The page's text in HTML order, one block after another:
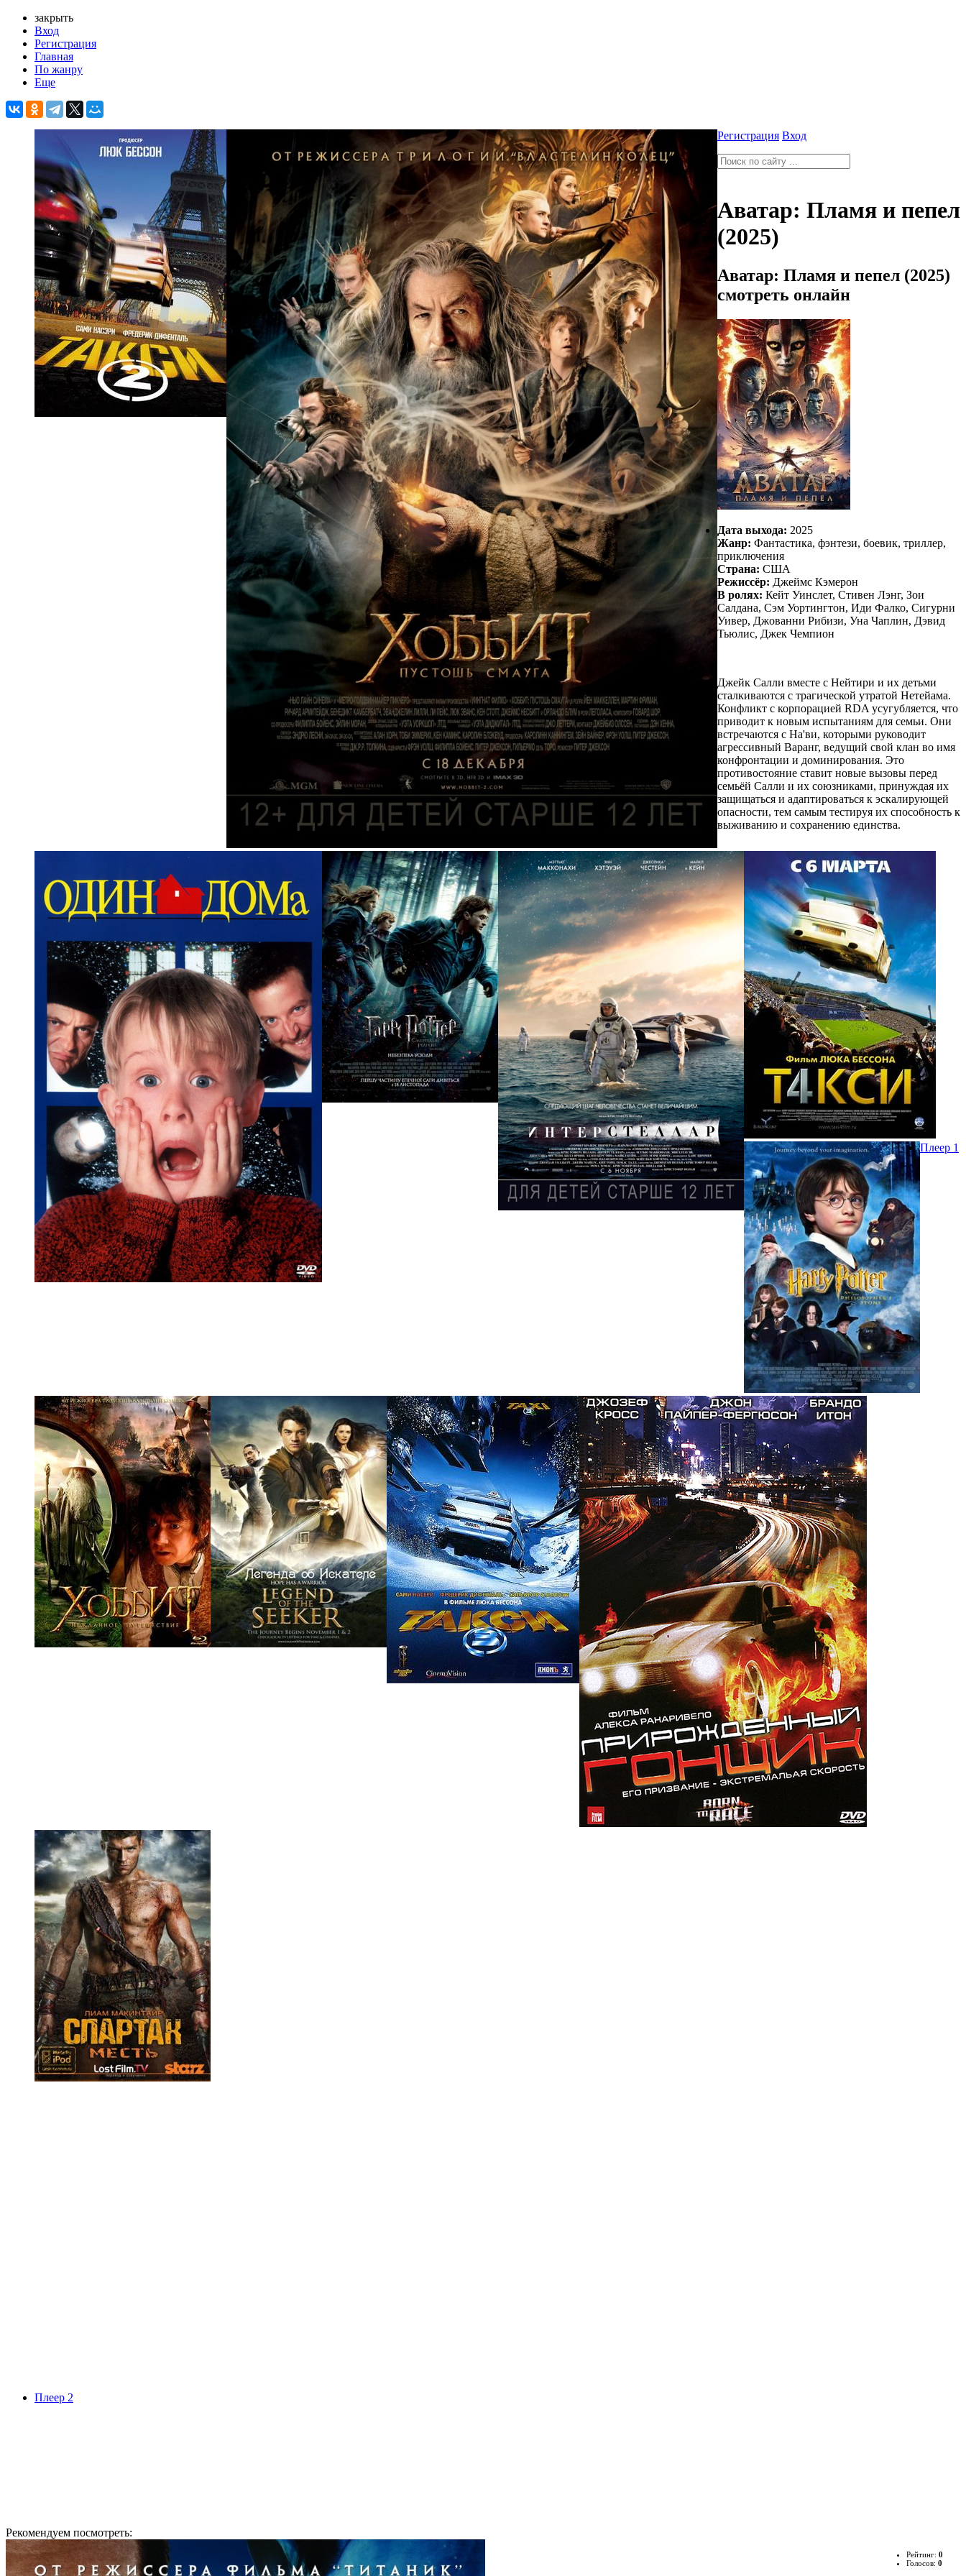
закрыть
Вход
Регистрация
Главная
По жанру
Еще
Регистрация Вход
Аватар: Пламя и пепел
(2025)
Аватар: Пламя и пепел (2025)
смотреть онлайн
Дата выхода: 2025
Жанр: Фантастика, фэнтези, боевик, триллер,
приключения
Страна: США
Режиссёр: Джеймс Кэмерон
В ролях: Кейт Уинслет, Стивен Лэнг, Зои
Салдана, Сэм Уортингтон, Иди Фалко, Сигурни
Уивер, Джованни Рибизи, Уна Чаплин, Дэвид
Тьюлис, Джек Чемпион
Джейк Салли вместе с Нейтири и их детьми
сталкиваются с трагической утратой Нетейама.
Конфликт с корпорацией RDA усугубляется, что
приводит к новым испытаниям для семьи. Они
встречаются с На'ви, которыми руководит
агрессивный Варанг, ведущий свой клан во имя
конфронтации и доминирования. Это
противостояние ставит новые вызовы перед
семьёй Салли и их союзниками, принуждая их
защищаться и адаптироваться к эскалирующей
опасности, тем самым тестируя их способность к
выживанию и сохранению единства.
Плеер 1
Плеер 2
Рекомендуем посмотреть:
Рейтинг: 0
Голосов: 0